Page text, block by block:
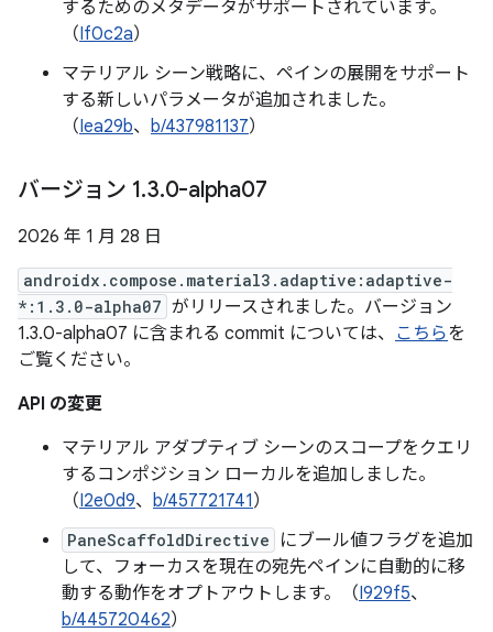
するためのメタデータがサポートされています。
（If0c2a）
マテリアル シーン戦略に、ペインの展開をサポート
する新しいパラメータが追加されました。
（Iea29b、 b/437981137）
バージョン 1.3.0-alpha07
2026 年 1 月 28 日
androidx.compose.material3.adaptive:adaptive-
*:1.3.0-alpha07 がリリースされました。バージョン
1.3.0-alpha07 に含まれる commit については、 こちらを
ご覧ください。
API の変更
マテリアル アダプティブ シーンのスコープをクエリ
するコンポジション ローカルを追加しました。
（I2e0d9、 b/457721741）
PaneScaffoldDirective
にブール値フラグを追加
して、フォーカスを現在の宛先ペインに自動的に移
動する動作をオプトアウトします。（I929f5、
b/445720462）